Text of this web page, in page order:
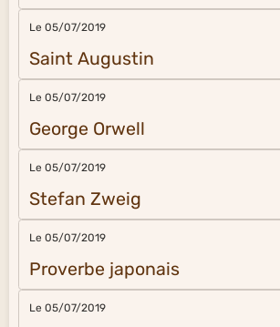
Le 05/07/2019
Saint Augustin
Le 05/07/2019
George Orwell
Le 05/07/2019
Stefan Zweig
Le 05/07/2019
Proverbe japonais
Le 05/07/2019